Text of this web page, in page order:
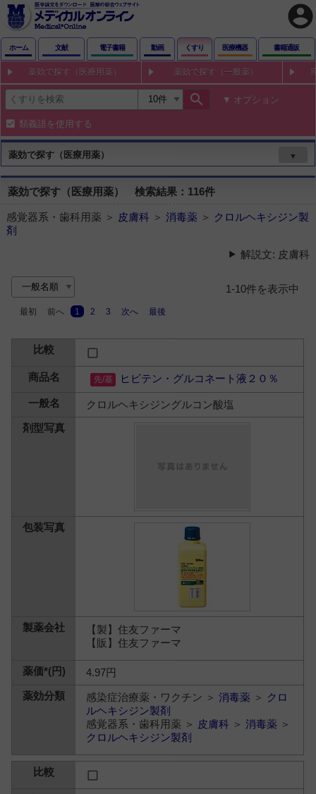
account_circle
ホーム 文献 電子書籍 動画 くすり 医療機器 書籍通販
薬効で探す（医療用薬） 薬効で探す（一般薬）
search オプション
類義語を使用する
薬効で探す（医療用薬） ▼
薬効で探す（医療用薬） 検索結果：116件
感覚器系・歯科用薬 ＞ 皮膚科 ＞ 消毒薬 ＞ クロルヘキシジン製
剤
解説文: 皮膚科
1-10件を表示中
最初 前へ 1 2 3 次へ 最後
ヒビテン・グルコネート液２０％
クロルヘキシジングルコン酸塩
【製】住友ファーマ
【販】住友ファーマ
4.97円
感染症治療薬・ワクチン ＞消毒薬 ＞ クロ
ルヘキシジン製剤
感覚器系・歯科用薬 ＞ 皮膚科 ＞消毒薬 ＞
クロルヘキシジン製剤